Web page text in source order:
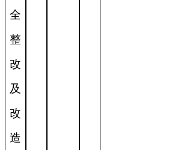
全
整
改
及
改
造